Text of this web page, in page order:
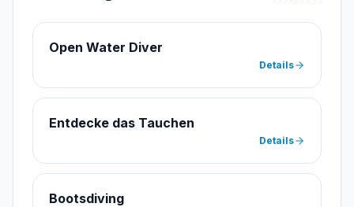
Open Water Diver
Details
Entdecke das Tauchen
Details
Bootsdiving